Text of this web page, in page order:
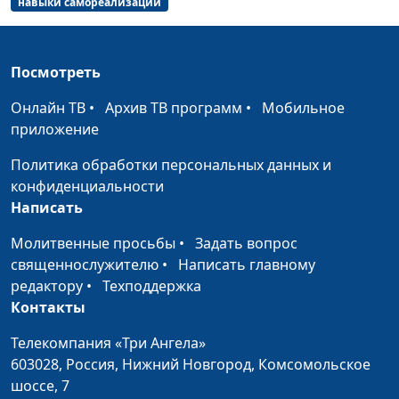
составить план на
жизнь
священнослужитель;
психолог; Айгуль
Путь к
самореализации. Как
понять свои таланты
и способности
Руслан Ларин,
психолог, бизнес-
тренер, Дмитрий
Мария Вачева,
психолог; Айгуль
Посмотреть
Онлайн ТВ • Архив ТВ программ • Мобильное
приложение
Политика обработки персональных данных и
конфиденциальности
Написать
Молитвенные просьбы • Задать вопрос
священнослужителю • Написать главному
редактору • Техподдержка
Контакты
Телекомпания «Три Ангела»
603028, Россия, Нижний Новгород, Комсомольское
шоссе, 7